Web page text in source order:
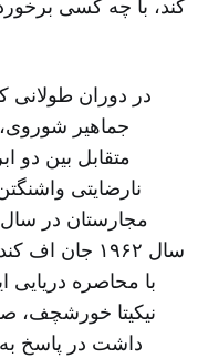
در دوران طولانی
جماهیر
متقابل بین دو
نارضایتی
سال ۱۹۶۲
با محاصره
نیکیتا خورشچف،
داشت در پاسخ